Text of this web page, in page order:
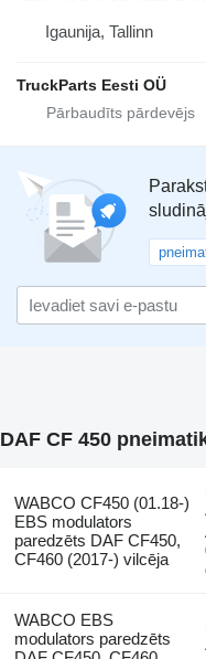
Igaunija, Tallinn
TruckParts Eesti OÜ
DAF CF 450
WABCO CF450 (01.18-)
EBS modulators
paredzēts DAF CF450,
CF460 (2017-) vilcēja
WABCO EBS
modulators paredzēts